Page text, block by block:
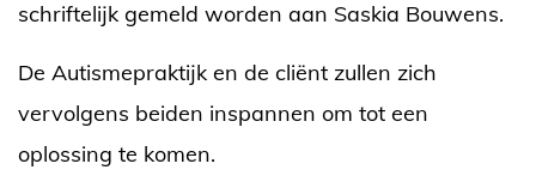
schriftelijk gemeld worden aan Saskia Bouwens.
De Autismepraktijk en de cliënt zullen zich
vervolgens beiden inspannen om tot een
oplossing te komen.